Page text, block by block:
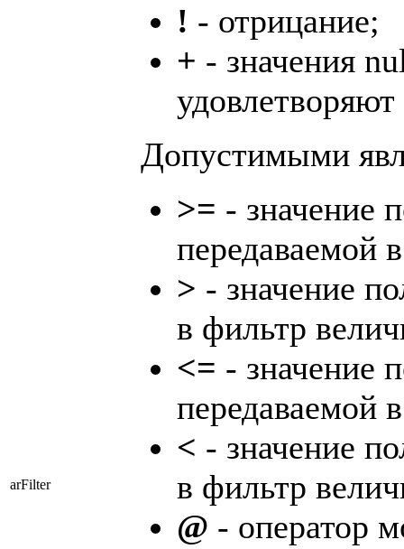
arFilter
! - отрицание;
+ - значения
Допустимыми
>= - значение
передаваемой
> - значение
в фильтр
<= - значение
передаваемой
< - значение
в фильтр
@ - оператор